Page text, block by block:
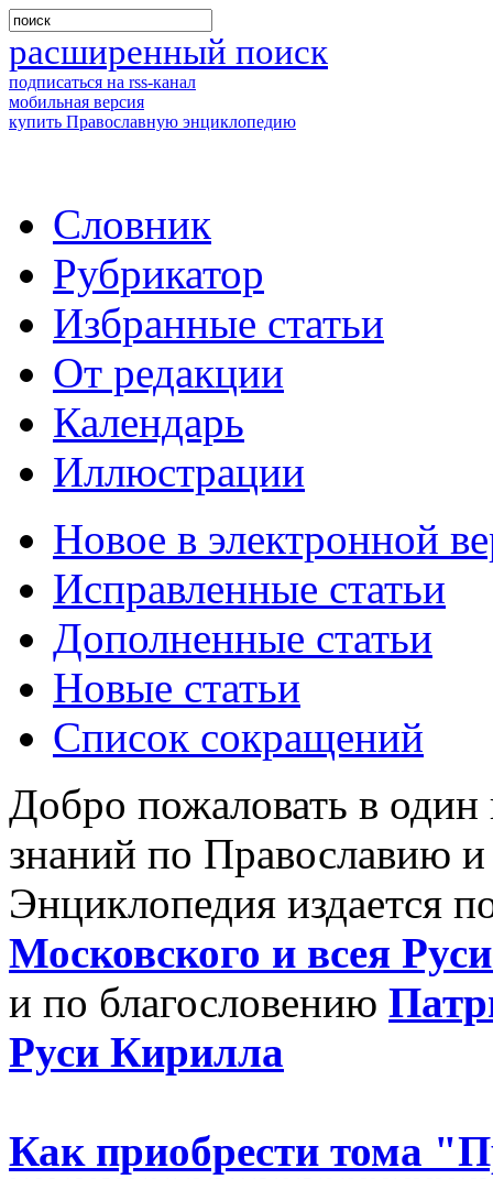
расширенный поиск
подписаться на rss-канал
мобильная версия
купить Православную энциклопедию
Словник
Рубрикатор
Избранные статьи
От редакции
Календарь
Иллюстрации
Новое в электронной
Исправленные статьи
Дополненные статьи
Новые статьи
Список сокращений
Добро пожаловать в
знаний по Православию
Энциклопедия издается
Московского и всея
и по благословению
Руси Кирилла
Как приобрести тома